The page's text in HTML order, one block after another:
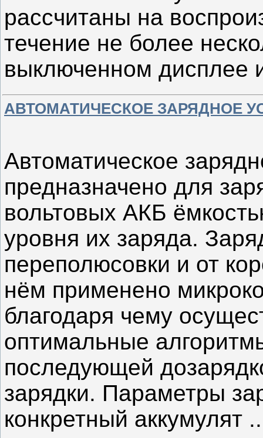
рассчитаны на
течение не более
выключенном дисплее
АВТОМАТИЧЕСКОЕ ЗАРЯДНОЕ
Автоматическое
предназначено для
вольтовых АКБ
уровня их заряда.
переполюсовки и от
нём применено
благодаря чему
оптимальные
последующей
зарядки. Параметры
конкретный аккумулят